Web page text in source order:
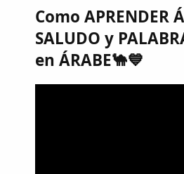
Como APRENDER
SALUDO y
en ÁRABE🐪💙